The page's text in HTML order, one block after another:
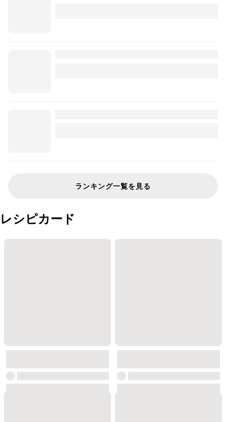
ランキング一覧を見る
レシピカード